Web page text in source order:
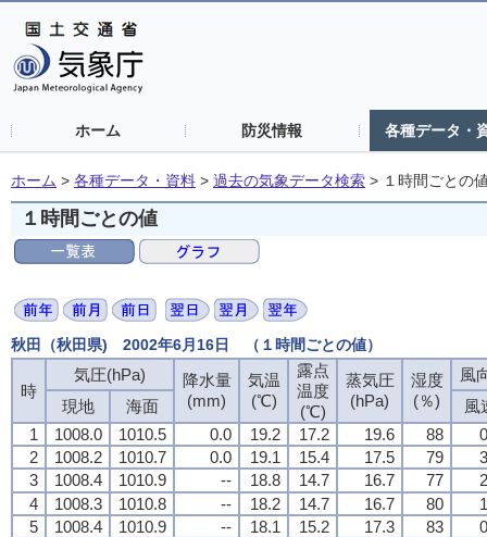
ホーム 防災情報 各種データ・
ホーム > 各種データ・資料 > 過去の気象データ検索 > １時間ごとの
１時間ごとの値
秋田（秋田県) 2002年6月16日 （１時間ごとの値）
時
気圧(hPa)
降水量
(mm)
気温
(℃)
露点
温度
(℃)
蒸気圧
(hPa)
湿度
(％)
風
現地
海面
風
1
1008.0 1010.5 0.0 19.2 17.2 19.6 88
2
1008.2 1010.7 0.0 19.1 15.4 17.5 79
3
1008.4 1010.9 -- 18.8 14.7 16.7 77
4
1008.3 1010.8 -- 18.2 14.7 16.7 80
5
1008.4 1010.9 -- 18.1 15.2 17.3 83
時
気圧(hPa)
降水量
(mm)
気温
(℃)
露点
温度
(℃)
蒸気圧
(hPa)
湿度
(％)
風
現地
海面
風
1
1008.0 1010.5 0.0 19.2 17.2 19.6 88
2
1008.2 1010.7 0.0 19.1 15.4 17.5 79
3
1008.4 1010.9 -- 18.8 14.7 16.7 77
4
1008.3 1010.8 -- 18.2 14.7 16.7 80
5
1008.4 1010.9 -- 18.1 15.2 17.3 83
時
気圧(hPa)
降水量
(mm)
気温
(℃)
露点
温度
(℃)
蒸気圧
(hPa)
湿度
(％)
風
現地
海面
風
1
1008.0 1010.5 0.0 19.2 17.2 19.6 88
2
1008.2 1010.7 0.0 19.1 15.4 17.5 79
3
1008.4 1010.9 -- 18.8 14.7 16.7 77
4
1008.3 1010.8 -- 18.2 14.7 16.7 80
5
1008.4 1010.9 -- 18.1 15.2 17.3 83
時
気圧(hPa)
降水量
(mm)
気温
(℃)
露点
温度
(℃)
蒸気圧
(hPa)
湿度
(％)
風
現地
海面
風
1
1008.0 1010.5 0.0 19.2 17.2 19.6 88
2
1008.2 1010.7 0.0 19.1 15.4 17.5 79
3
1008.4 1010.9 -- 18.8 14.7 16.7 77
4
1008.3 1010.8 -- 18.2 14.7 16.7 80
5
1008.4 1010.9 -- 18.1 15.2 17.3 83